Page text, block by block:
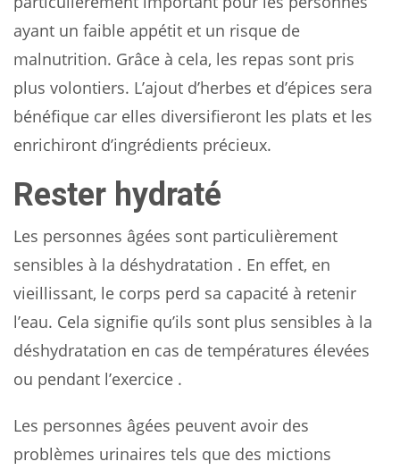
ayant un faible appétit et un risque de
malnutrition. Grâce à cela, les repas sont pris
plus volontiers. L’ajout d’herbes et d’épices sera
bénéfique car elles diversifieront les plats et les
enrichiront d’ingrédients précieux.
Rester hydraté
Les personnes âgées sont particulièrement
sensibles à la déshydratation . En effet, en
vieillissant, le corps perd sa capacité à retenir
l’eau. Cela signifie qu’ils sont plus sensibles à la
déshydratation en cas de températures élevées
ou pendant l’exercice .
Les personnes âgées peuvent avoir des
problèmes urinaires tels que des mictions